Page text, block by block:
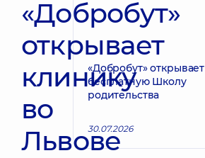
«Добробут»
открывает
клинику
во
Львове
«Добробут» открывает
бесплатную Школу
родительства
30.07.2026